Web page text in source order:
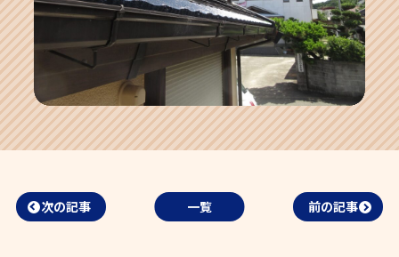
次の記事 一覧 前の記事